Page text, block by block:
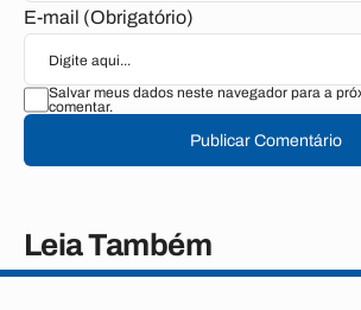
E-mail (Obrigatório)
Salvar meus dados neste navegador para a
comentar.
Publicar Comentário
Leia Também